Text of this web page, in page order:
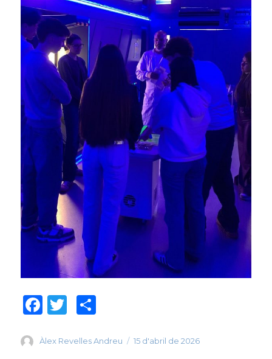
F
c
T
it
m
Author
Àlex Revelles Andreu
Posted
15 d'abril de 2026